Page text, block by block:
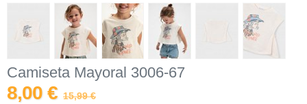
Camiseta Mayoral 3006-67
8,00 € 15,99 €